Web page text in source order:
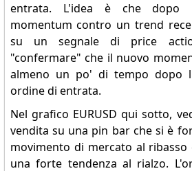
entrata. L'idea è che dopo
momentum contro un trend
su un segnale di price
"confermare" che il nuovo
almeno un po' di tempo dopo
ordine di entrata.
Nel grafico EURUSD qui sotto,
vendita su una pin bar che si è
movimento di mercato al ribasso
una forte tendenza al rialzo.